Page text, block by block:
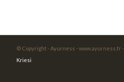
© Copyright - Ayurness - www.ayurness.fr -
Kriesi